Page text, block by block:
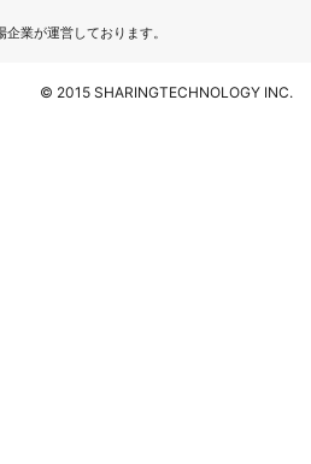
業が運営しております。
© 2015 SHARINGTECHNOLOGY INC.